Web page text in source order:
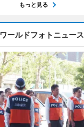
もっと見る
ワールドフォトニュース